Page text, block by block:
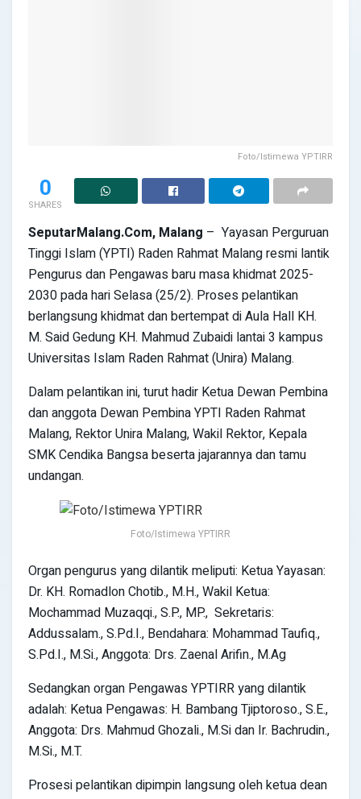
Foto/Istimewa YPTIRR
0
SHARES
SeputarMalang.Com, Malang – Yayasan Perguruan
Tinggi Islam (YPTI) Raden Rahmat Malang resmi lantik
Pengurus dan Pengawas baru masa khidmat 2025-
2030 pada hari Selasa (25/2). Proses pelantikan
berlangsung khidmat dan bertempat di Aula Hall KH.
M. Said Gedung KH. Mahmud Zubaidi lantai 3 kampus
Universitas Islam Raden Rahmat (Unira) Malang.
Dalam pelantikan ini, turut hadir Ketua Dewan Pembina
dan anggota Dewan Pembina YPTI Raden Rahmat
Malang, Rektor Unira Malang, Wakil Rektor, Kepala
SMK Cendika Bangsa beserta jajarannya dan tamu
undangan.
Foto/Istimewa YPTIRR
Organ pengurus yang dilantik meliputi: Ketua Yayasan:
Dr. KH. Romadlon Chotib., M.H., Wakil Ketua:
Mochammad Muzaqqi., S.P., MP., Sekretaris:
Addussalam., S.Pd.I., Bendahara: Mohammad Taufiq.,
S.Pd.I., M.Si., Anggota: Drs. Zaenal Arifin., M.Ag
Sedangkan organ Pengawas YPTIRR yang dilantik
adalah: Ketua Pengawas: H. Bambang Tjiptoroso., S.E.,
Anggota: Drs. Mahmud Ghozali., M.Si dan Ir. Bachrudin.,
M.Si., M.T.
Prosesi pelantikan dipimpin langsung oleh ketua dean